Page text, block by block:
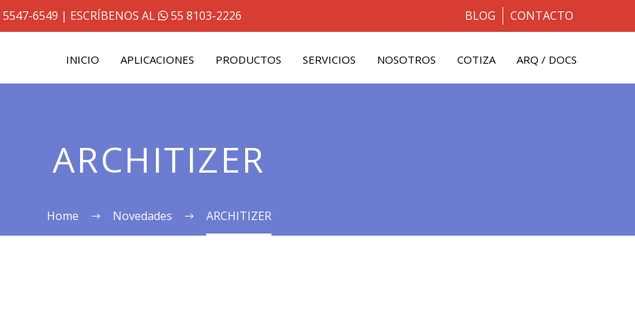
5547-6549 | ESCRÍBENOS AL 55 8103-2226 BLOG CONTACTO
INICIO APLICACIONES PRODUCTOS SERVICIOS NOSOTROS COTIZA ARQ / DOCS
ARCHITIZER
Home Novedades ARCHITIZER